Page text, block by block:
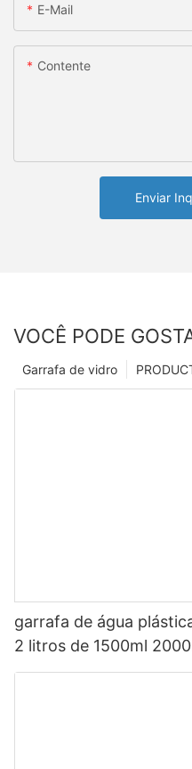
E-Mail
Contente
Enviar
VOCÊ PODE
Garrafa de vidro
garrafa de água
2 litros de 1500ml
da palha com épocas